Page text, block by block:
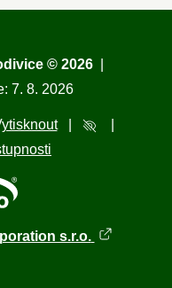
© 2026
7. 8. 2026
s.r.o.